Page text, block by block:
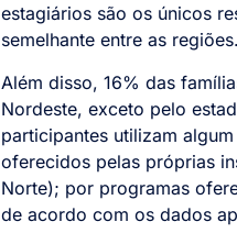
estagiários são os únicos
semelhante entre as regiões.
Além disso, 16% das
Nordeste, exceto pelo
participantes utilizam
oferecidos pelas próprias
Norte); por programas
de acordo com os dados